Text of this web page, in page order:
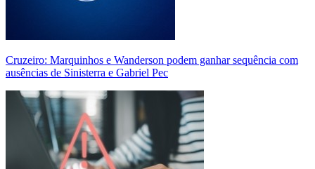
Cruzeiro: Marquinhos e Wanderson podem ganhar sequência com
ausências de Sinisterra e Gabriel Pec